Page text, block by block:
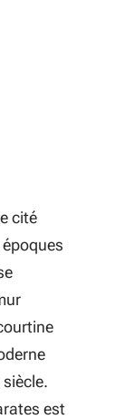
cité
est